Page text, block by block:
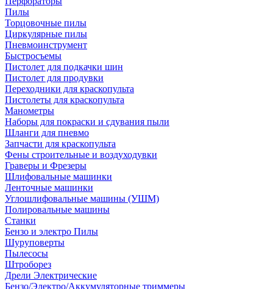
Пилы
Торцовочные пилы
Циркулярные пилы
Пневмоинструмент
Быстросъемы
Пистолет для подкачки шин
Пистолет для продувки
Переходники для краскопульта
Пистолеты для краскопульта
Манометры
Наборы для покраски и сдувания пыли
Шланги для пневмо
Запчасти для краскопульта
Фены строительные и воздуходувки
Граверы и Фрезеры
Шлифовальные машинки
Ленточные машинки
Углошлифовальные машины (УШМ)
Полировальные машины
Станки
Бензо и электро Пилы
Шуруповерты
Пылесосы
Штроборез
Дрели Электрические
Бензо/Электро/Аккумуляторные триммеры